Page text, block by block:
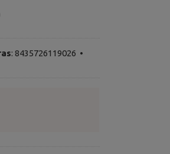
: 8435726119026 •